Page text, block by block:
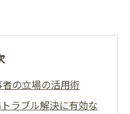
の立場の活用術
ラブル解決に有効な